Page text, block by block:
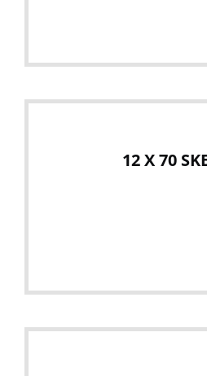
12 X 70